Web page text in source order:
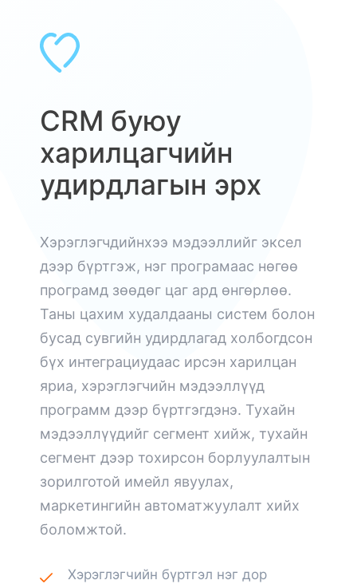
CRM буюу
харилцагчийн
удирдлагын эрх
Хэрэглэгчдийнхээ мэдээллийг эксел
дээр бүртгэж, нэг програмаас нөгөө
програмд зөөдөг цаг ард өнгөрлөө.
Таны цахим худалдааны систем болон
бусад сувгийн удирдлагад холбогдсон
бүх интеграциудаас ирсэн харилцан
яриа, хэрэглэгчийн мэдээллүүд
программ дээр бүртгэгдэнэ. Тухайн
мэдээллүүдийг сегмент хийж, тухайн
сегмент дээр тохирсон борлуулалтын
зорилготой имейл явуулах,
маркетингийн автоматжуулалт хийх
боломжтой.
Хэрэглэгчийн бүртгэл нэг дор